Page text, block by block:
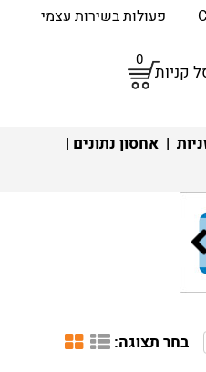
פעולות בשירות עצמי
קניות
0
| אחסון נתונים |
בחר תצוגה: